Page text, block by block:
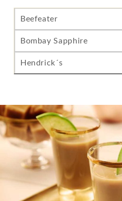
Beefeater
Bombay Sapphire
Hendrick´s